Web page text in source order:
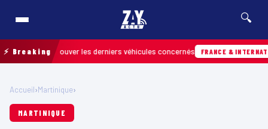
🔍
⚡ Breaking
retrouver les derniers véhicules concernés FRANCE & INTERNATIONALE
Accueil›Martinique›
MARTINIQUE